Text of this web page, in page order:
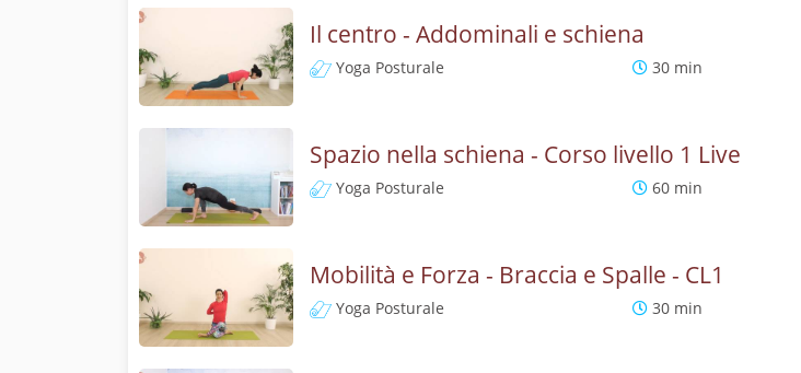
Il centro - Addominali e schiena
Yoga Posturale 30 min
Spazio nella schiena - Corso livello 1 Live
Yoga Posturale 60 min
Mobilità e Forza - Braccia e Spalle - CL1
Yoga Posturale 30 min